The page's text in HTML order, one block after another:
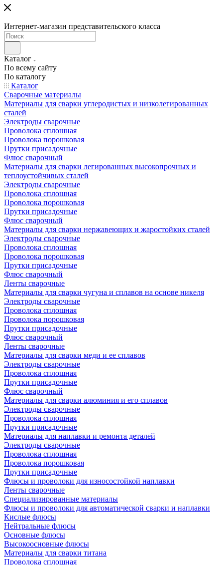
Интернет-магазин представительского класса
Каталог
По всему сайту
По каталогу
Каталог
Сварочные материалы
Материалы для сварки углеродистых и низколегированных
сталей
Электроды сварочные
Проволока сплошная
Проволока порошковая
Прутки присадочные
Флюс сварочный
Материалы для сварки легированных высокопрочных и
теплоустойчивых сталей
Электроды сварочные
Проволока сплошная
Проволока порошковая
Прутки присадочные
Флюс сварочный
Материалы для сварки нержавеющих и жаростойких сталей
Электроды сварочные
Проволока сплошная
Проволока порошковая
Прутки присадочные
Флюс сварочный
Ленты сварочные
Материалы для сварки чугуна и сплавов на основе никеля
Электроды сварочные
Проволока сплошная
Проволока порошковая
Прутки присадочные
Флюс сварочный
Ленты сварочные
Материалы для сварки меди и ее сплавов
Электроды сварочные
Проволока сплошная
Прутки присадочные
Флюс сварочный
Материалы для сварки алюминия и его сплавов
Электроды сварочные
Проволока сплошная
Прутки присадочные
Материалы для наплавки и ремонта деталей
Электроды сварочные
Проволока сплошная
Проволока порошковая
Прутки присадочные
Флюсы и проволоки для износостойкой наплавки
Ленты сварочные
Специализированные материалы
Флюсы и проволоки для автоматической сварки и наплавки
Кислые флюсы
Нейтральные флюсы
Основные флюсы
Высокоосновные флюсы
Материалы для сварки титана
Проволока сплошная